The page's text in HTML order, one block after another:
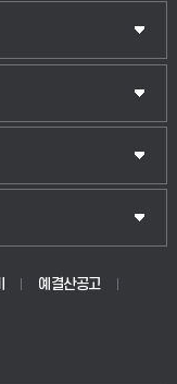
예결산공고